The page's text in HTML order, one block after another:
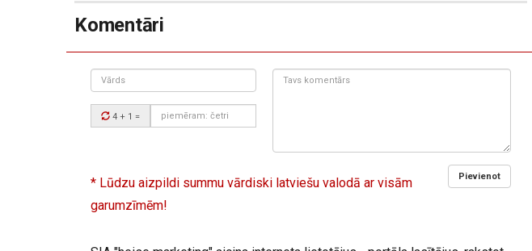
Komentāri
Vārds
Drošības
kods:
4 + 1 =
Tavs
Pievienot
* Lūdzu aizpildi summu vārdiski latviešu valodā ar visām
garumzīmēm!